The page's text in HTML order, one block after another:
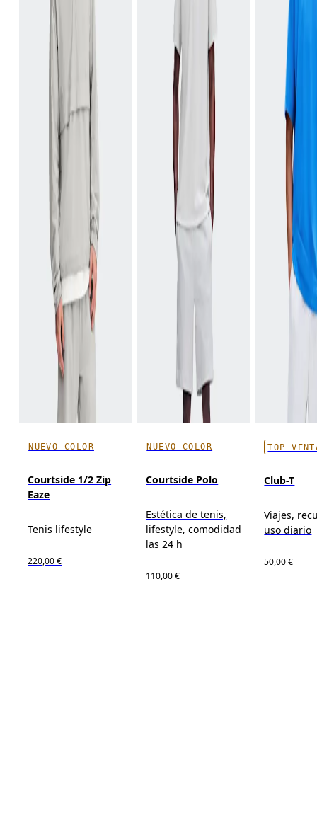
NUEVO COLOR
Courtside 1/2 Zip
Eaze
Tenis lifestyle
220,00 €
NUEVO COLOR
Courtside Polo
Estética de tenis,
lifestyle, comodidad
las 24 h
110,00 €
TOP
Club-T
Viajes,
uso diario
50,00 €